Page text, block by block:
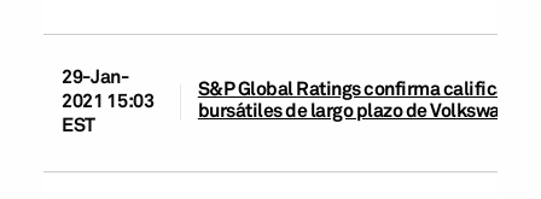
29-Jan-
2021 15:03
EST
S&P Global Ratings confirma
bursátiles de largo plazo de Volkswagen